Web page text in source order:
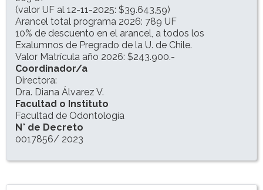
(valor UF al 12-11-2025: $39.643,59)
Arancel total programa 2026: 789 UF
10% de descuento en el arancel, a todos los
Exalumnos de Pregrado de la U. de Chile.
Valor Matrícula año 2026: $243.900.-
Coordinador/a
Directora:
Dra. Diana Álvarez V.
Facultad o Instituto
Facultad de Odontología
N° de Decreto
0017856/ 2023